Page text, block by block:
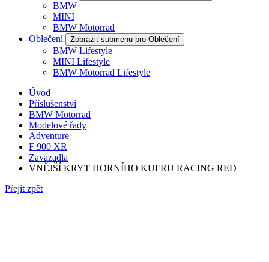
BMW
MINI
BMW Motorrad
Oblečení
Zobrazit submenu pro Oblečení
BMW Lifestyle
MINI Lifestyle
BMW Motorrad Lifestyle
Úvod
Příslušenství
BMW Motorrad
Modelové řady
Adventure
F 900 XR
Zavazadla
VNĚJŠÍ KRYT HORNÍHO KUFRU RACING RED
Přejít zpět